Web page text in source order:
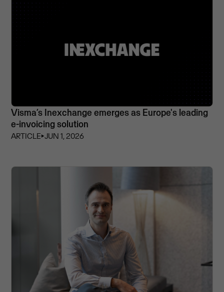
Visma’s Inexchange emerges as Europe's leading
e-invoicing solution
ARTICLE⏵JUN 1, 2026